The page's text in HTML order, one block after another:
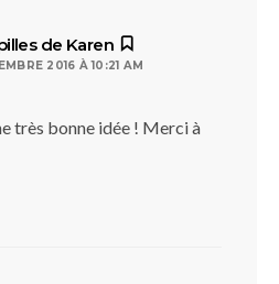
de Karen
2016 À 10:21 AM
très bonne idée ! Merci à